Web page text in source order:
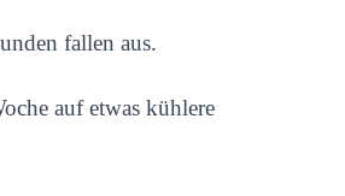
fallen aus.
auf etwas kühlere